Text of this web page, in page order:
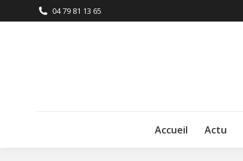
04 79 81 13 65
Accueil Actu